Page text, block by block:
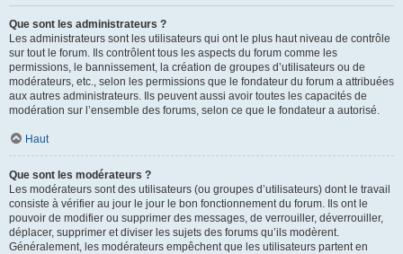
Que sont les administrateurs ?
Les administrateurs sont les utilisateurs qui ont le plus haut niveau de contrôle
sur tout le forum. Ils contrôlent tous les aspects du forum comme les
permissions, le bannissement, la création de groupes d’utilisateurs ou de
modérateurs, etc., selon les permissions que le fondateur du forum a attribuées
aux autres administrateurs. Ils peuvent aussi avoir toutes les capacités de
modération sur l’ensemble des forums, selon ce que le fondateur a autorisé.
Haut
Que sont les modérateurs ?
Les modérateurs sont des utilisateurs (ou groupes d’utilisateurs) dont le travail
consiste à vérifier au jour le jour le bon fonctionnement du forum. Ils ont le
pouvoir de modifier ou supprimer des messages, de verrouiller, déverrouiller,
déplacer, supprimer et diviser les sujets des forums qu’ils modèrent.
Généralement, les modérateurs empêchent que les utilisateurs partent en